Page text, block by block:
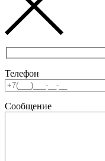
Телефон
Сообщение